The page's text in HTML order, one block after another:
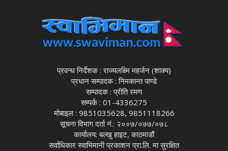
प्रवन्ध निर्देशक : राज्यलक्ष्मि महर्जन (शाक्य)
प्रधान सम्पादक : निमकान्त पाण्डे
सम्पादक : प्रीति रमण
सम्पर्क : 01-4336275
मोबाइल : 9851035628, 9851118266
सूचना विभाग दर्ता नं.: २००७/०७७/०७८
कार्यालय: बल्खु हाइट, काठमाडौं
सर्वाधिकार स्वाभिमानी प्रकाशन प्रा.लि. मा सुरक्षित